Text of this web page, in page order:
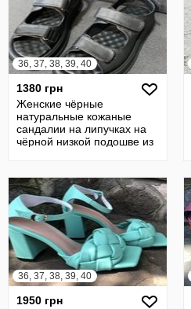
36, 37, 38, 39, 40
1380 грн
Женские чёрные
натуральные кожаные
сандалии на липучках на
чёрной низкой подошве из
36, 37, 38, 39, 40
1950 грн